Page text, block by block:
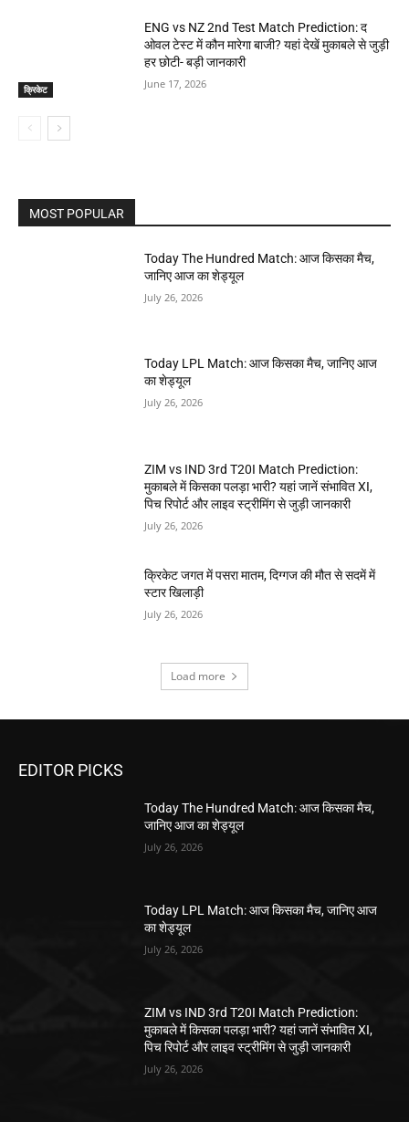
क्रिकेट
ENG vs NZ 2nd Test Match Prediction: द
ओवल टेस्ट में कौन मारेगा बाजी? यहां देखें मुकाबले से जुड़ी
हर छोटी- बड़ी जानकारी
June 17, 2026
MOST POPULAR
Today The Hundred Match: आज किसका मैच,
जानिए आज का शेड्यूल
July 26, 2026
Today LPL Match: आज किसका मैच, जानिए आज
का शेड्यूल
July 26, 2026
ZIM vs IND 3rd T20I Match Prediction:
मुकाबले में किसका पलड़ा भारी? यहां जानें संभावित XI,
पिच रिपोर्ट और लाइव स्ट्रीमिंग से जुड़ी जानकारी
July 26, 2026
क्रिकेट जगत में पसरा मातम, दिग्गज की मौत से सदमें में
स्टार खिलाड़ी
July 26, 2026
Load more
EDITOR PICKS
Today The Hundred Match: आज किसका मैच,
जानिए आज का शेड्यूल
July 26, 2026
Today LPL Match: आज किसका मैच, जानिए आज
का शेड्यूल
July 26, 2026
ZIM vs IND 3rd T20I Match Prediction:
मुकाबले में किसका पलड़ा भारी? यहां जानें संभावित XI,
पिच रिपोर्ट और लाइव स्ट्रीमिंग से जुड़ी जानकारी
July 26, 2026